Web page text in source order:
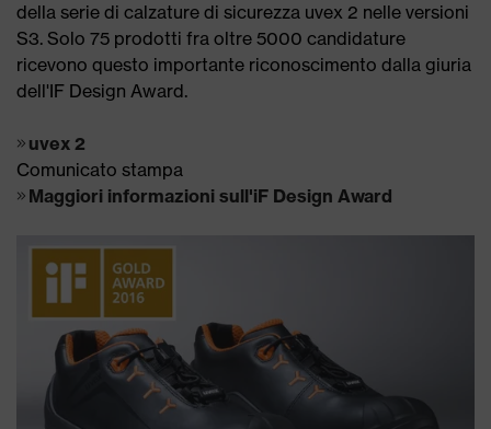
della serie di calzature di sicurezza uvex 2 nelle versioni
S3. Solo 75 prodotti fra oltre 5000 candidature
ricevono questo importante riconoscimento dalla giuria
dell'IF Design Award.
uvex 2
Comunicato stampa
Maggiori informazioni sull'iF Design Award